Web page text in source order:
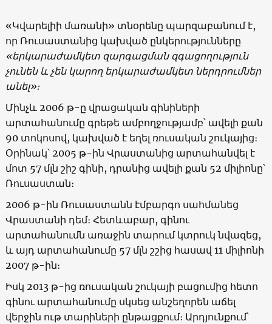
«Կվարելիի մառանի» տնօրենը պարզաբանում է,
որ Ռուսաստանից կախված ընկերությունները
«երկարաժամկետ զարգացման զգացողություն
չունեն և չեն կարող երկարաժամկետ ներդրումներ
անել»։
Մինչև 2006 թ-ը վրացական գինիների
արտահանումը գրեթե ամբողջությամբ՝ ավելի քան
90 տոկոսով, կախված է եղել ռուսական շուկայից։
Օրինակ՝ 2005 թ-ին Վրաստանից արտահանվել է
մոտ 57 մլն շիշ գինի, դրանից ավելի քան 52 միլիոնը՝
Ռուսաստան։
2006 թ-ին Ռուսաստանն էմբարգո սահմանեց
Վրաստանի դեմ։ Հետևաբար, գինու
արտահանումն առաջին տարում կտրուկ նվազեց,
և այդ արտահանումը 57 մլն շշից հասավ 11 միլիոնի
2007 թ-ին։
Իսկ 2013 թ-ից ռուսական շուկայի բացումից հետո
գինու արտահանումը սկսեց անշեղորեն աճել
վերջին ութ տարիների ընթացքում։ Արդյունքում՝